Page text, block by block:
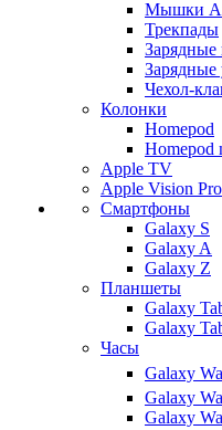
Мышки
Трекпады
Зарядные
Зарядные
Чехол-
Колонки
Homepod
Homepod
Apple TV
Apple Vision Pro
Смартфоны
Galaxy S
Galaxy A
Galaxy Z
Планшеты
Galaxy
Galaxy
Часы
Galaxy
Galaxy
Galaxy